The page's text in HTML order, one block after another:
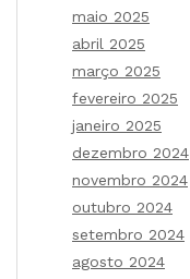
maio 2025
abril 2025
março 2025
fevereiro 2025
janeiro 2025
dezembro 2024
novembro 2024
outubro 2024
setembro 2024
agosto 2024